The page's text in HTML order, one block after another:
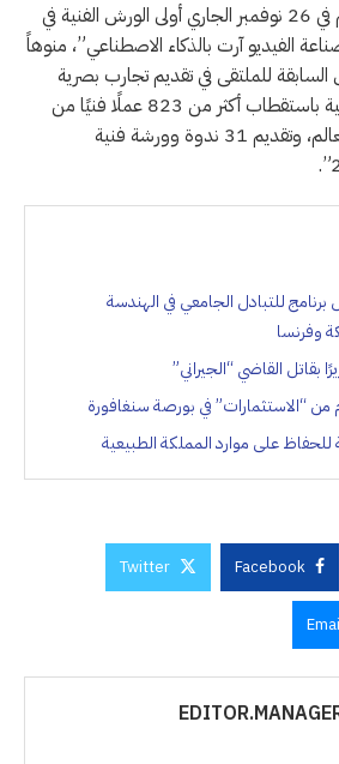
وأشار إلى أن الملتقى يقيم في 26 نوفمبر الجاري أولى الورش الفنية في
الفيديو آرت بالذكاء الاصطناعي”، منوهاً
للملتقى في تقديم تجارب بصرية
فنية معاصرة بتقنيات عالية باستقطاب أكثر من 823 عملًا فنيًا من
أكثر من 70 دولة حول العالم، وتقديم 31 ندوة وورشة فنية
برنامج للتبادل الجامعي في الهندسة
وفرنسا
بقاتل القاضي “الجيراني”
“الاستثمارات” في بورصة سنغافورة
Facebook
Twitter